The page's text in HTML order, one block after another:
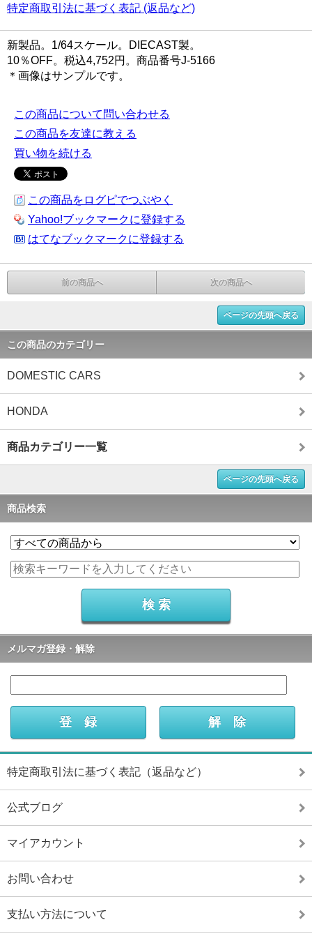
特定商取引法に基づく表記 (返品など)
新製品。1/64スケール。DIECAST製。
10％OFF。税込4,752円。商品番号J-5166
＊画像はサンプルです。
この商品について問い合わせる
この商品を友達に教える
買い物を続ける
この商品をログピでつぶやく
Yahoo!ブックマークに登録する
はてなブックマークに登録する
前の商品へ 次の商品へ
ページの先頭へ戻る
この商品のカテゴリー
DOMESTIC CARS
HONDA
商品カテゴリー一覧
ページの先頭へ戻る
商品検索
メルマガ登録・解除
特定商取引法に基づく表記（返品など）
公式ブログ
マイアカウント
お問い合わせ
支払い方法について